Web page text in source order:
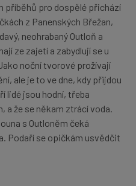
příběhů pro dospělé přichází
z Panenských Břežan,
neohrabaný Outloň a
ze zajetí a zabydlují se u
noční tvorové prožívají
ale je to ve dne, kdy přijdou
lidé jsou hodní, třeba
a že se někam ztrácí voda.
s Outloněm čeká
Podaří se opičkám usvědčit